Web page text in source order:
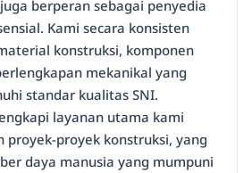
berperan sebagai penyedia
Kami secara konsisten
konstruksi, komponen
mekanikal yang
standar kualitas SNI.
layanan utama kami
proyek-proyek konstruksi, yang
daya manusia yang mumpuni